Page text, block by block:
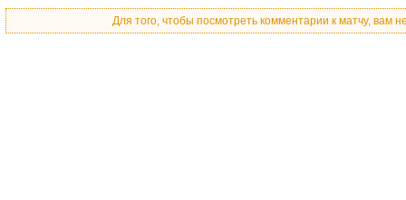
Для того, чтобы посмотреть комментарии к матчу, вам